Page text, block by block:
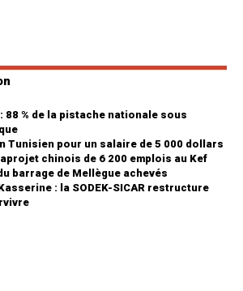
88 % de la pistache nationale sous
Tunisien pour un salaire de 5 000 dollars
chinois de 6 200 emplois au Kef
barrage de Mellègue achevés
: la SODEK-SICAR restructure